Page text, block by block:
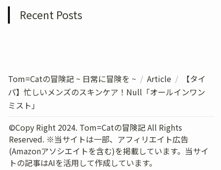
Recent Posts
Tom=Catの冒険記 ~ 日常に冒険を ~ / Article /
【タイ
パ】忙しいメンズのスキンケア！Null「オールインワン
ミスト」
©Copy Right 2024. Tom=Catの冒険記 All Rights
Reserved. ※当サイトは一部、アフィリエイト広告
(Amazonアソシエイトを含む)を掲載しています。当サイ
トの記事はAIを活用して作成しています。